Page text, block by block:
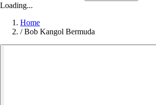
Loading...
Home
/ Bob Kangol Bermuda